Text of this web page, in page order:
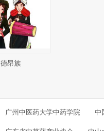
德昂族
广州中医药大学中药学院 中